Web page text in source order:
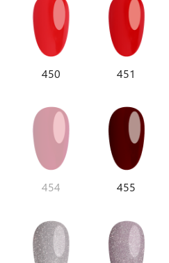
450 451
454 455